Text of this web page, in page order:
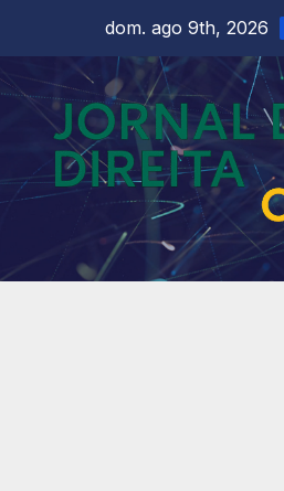
content
dom. ago 9th, 2026